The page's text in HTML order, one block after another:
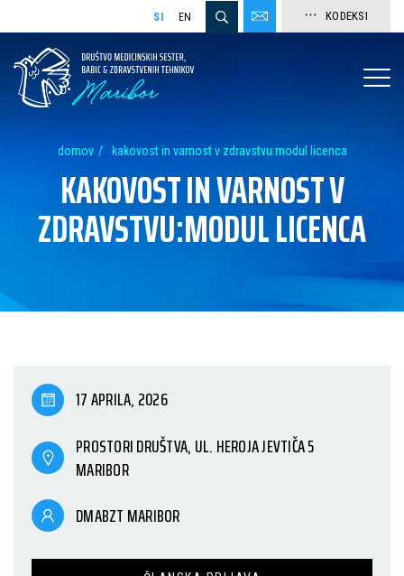
SI EN KODEKSI
domov kakovost in varnost v zdravstvu:modul licenca
KAKOVOST IN VARNOST V
ZDRAVSTVU:MODUL LICENCA
17 APRILA, 2026
PROSTORI DRUŠTVA, UL. HEROJA JEVTIČA 5
MARIBOR
DMABZT MARIBOR